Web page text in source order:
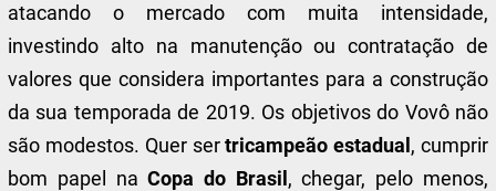
atacando o mercado com muita intensidade,
investindo alto na manutenção ou contratação de
valores que considera importantes para a construção
da sua temporada de 2019. Os objetivos do Vovô não
são modestos. Quer sertricampeão estadual , cumprir
bom papel naCopa do Brasil , chegar, pelo menos,